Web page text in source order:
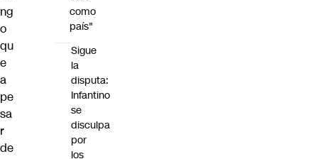
ng
o
qu
e
a
pe
sa
r
de
como
país"
Sigue
la
disputa:
Infantino
se
disculpa
por
los